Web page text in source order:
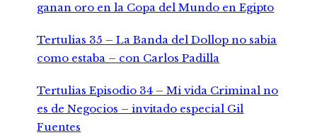
ganan oro en la Copa del Mundo en Egipto
Tertulias 35 – La Banda del Dollop no sabia
como estaba – con Carlos Padilla
Tertulias Episodio 34 – Mi vida Criminal no
es de Negocios – invitado especial Gil
Fuentes